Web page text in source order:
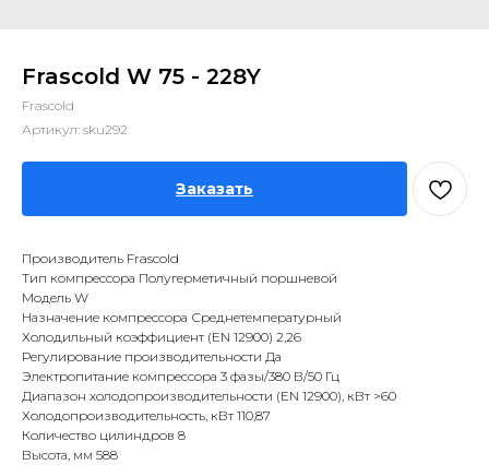
Frascold W 75 - 228Y
Frascold
Артикул: sku292
Заказать
Производитель Frascold
Тип компрессора Полугерметичный поршневой
Модель W
Назначение компрессора Среднетемпературный
Холодильный коэффициент (EN 12900) 2,26
Регулирование производительности Да
Электропитание компрессора 3 фазы/380 В/50 Гц
Диапазон холодопроизводительности (EN 12900), кВт >60
Холодопроизводительность, кВт 110,87
Количество цилиндров 8
Высота, мм 588